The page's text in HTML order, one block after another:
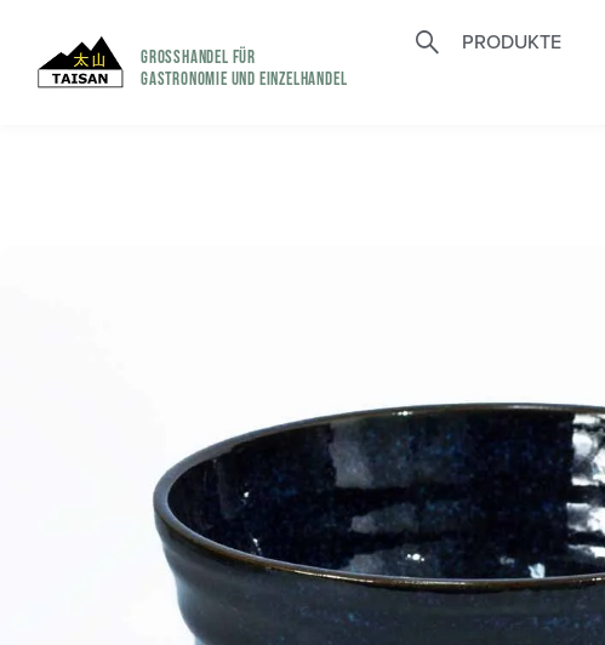
GROSSHANDEL FÜR
GASTRONOMIE UND EINZELHANDEL
PRODUKTE